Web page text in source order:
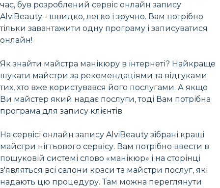
час, був розроблений сервіс онлайн запису
AlviBeauty - швидко, легко і зручно. Вам потрібно
тільки завантажити одну програму і записуватися
онлайн!
Як знайти майстра манікюру в інтернеті? Найкраще
шукати майстри за рекомендаціями та відгуками
тих, хто вже користувався його послугами. А якщо
Ви майстер який надає послуги, тоді Вам потрібна
програма для запису клієнтів.
На сервісі онлайн запису AlviBeauty зібрані кращі
майстри нігтьового сервісу. Вам потрібно ввести в
пошуковій системі слово «манікюр» і на сторінці
з'являться всі салони краси та майстри послуг, які
надають цю процедуру. Там можна переглянути